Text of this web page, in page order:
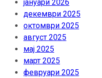
јануари 2026
декември 2025
октомври 2025
август 2025
мај 2025
март 2025
февруари 2025